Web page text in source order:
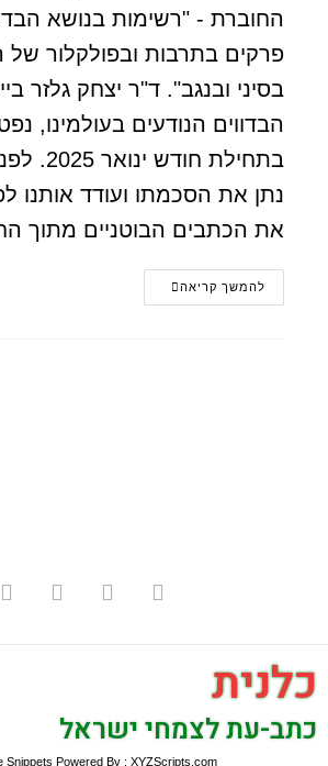
פרקים בתרבות ובפולקלור של
בסיני ובנגב". ד"ר יצחק גלזר
הבדווים הנודעים בעולמינו,
בתחילת
נתן את הסכמתו ועודד אותנו
את הכתבים הבוטניים מתוך
להמשך קריאה
כלנית
כתב-עת לצמחי ישראל
Snippets Powered By : XYZScripts.com